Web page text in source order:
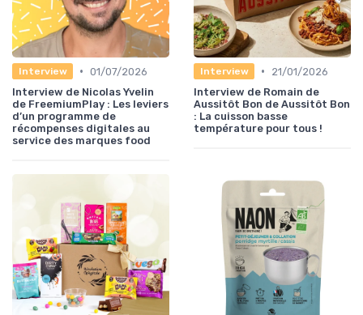
Interview • 01/07/2026
Interview de Nicolas Yvelin
de FreemiumPlay : Les leviers
d’un programme de
récompenses digitales au
service des marques food
Interview •
21/01/2026
Interview de Romain de
Aussitôt Bon de Aussitôt Bon
: La cuisson basse
température pour tous !